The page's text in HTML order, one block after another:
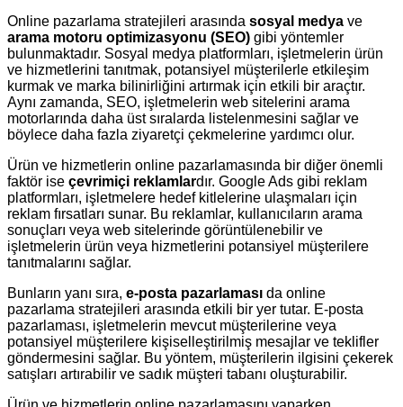
Online pazarlama stratejileri arasında sosyal medya ve
arama motoru optimizasyonu (SEO) gibi yöntemler
bulunmaktadır. Sosyal medya platformları, işletmelerin ürün
ve hizmetlerini tanıtmak, potansiyel müşterilerle etkileşim
kurmak ve marka bilinirliğini artırmak için etkili bir araçtır.
Aynı zamanda, SEO, işletmelerin web sitelerini arama
motorlarında daha üst sıralarda listelenmesini sağlar ve
böylece daha fazla ziyaretçi çekmelerine yardımcı olur.
Ürün ve hizmetlerin online pazarlamasında bir diğer önemli
faktör ise çevrimiçi reklamlardır. Google Ads gibi reklam
platformları, işletmelere hedef kitlelerine ulaşmaları için
reklam fırsatları sunar. Bu reklamlar, kullanıcıların arama
sonuçları veya web sitelerinde görüntülenebilir ve
işletmelerin ürün veya hizmetlerini potansiyel müşterilere
tanıtmalarını sağlar.
Bunların yanı sıra, e-posta pazarlaması da online
pazarlama stratejileri arasında etkili bir yer tutar. E-posta
pazarlaması, işletmelerin mevcut müşterilerine veya
potansiyel müşterilere kişiselleştirilmiş mesajlar ve teklifler
göndermesini sağlar. Bu yöntem, müşterilerin ilgisini çekerek
satışları artırabilir ve sadık müşteri tabanı oluşturabilir.